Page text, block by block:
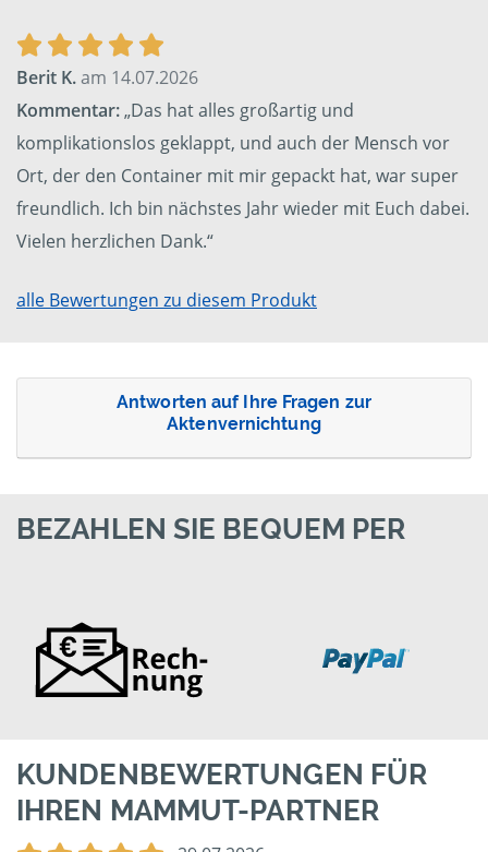
Berit K.am 14.07.2026
Kommentar:„Das hat alles großartig und
komplikationslos geklappt, und auch der Mensch vor
Ort, der den Container mit mir gepackt hat, war super
freundlich. Ich bin nächstes Jahr wieder mit Euch dabei.
Vielen herzlichen Dank.“
alle Bewertungen zu diesem Produkt
Antworten auf Ihre Fragen zur
Aktenvernichtung
BEZAHLEN SIE BEQUEM PER
KUNDENBEWERTUNGEN FÜR
IHREN MAMMUT-PARTNER